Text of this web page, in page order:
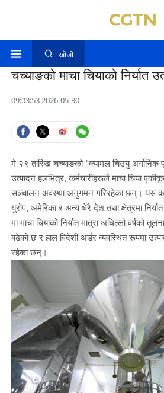
खोजी
चच्याङको माचा चियाको निर्यात
09:03:53 2026-05-30
मे २९ तारिख चच्याङको "क्यामल चिउयु अर्गानिक
उत्पादन हलभित्र, कर्मचारीहरूले माचा चिया
सञ्चालन अवस्था अनुगमन गरिरहेका छन्। यस
युरोप, अमेरिका र अन्य धेरै देश तथा क्षेत्रमा
मा माचा चियाको निर्यात मात्रा अघिल्लो वर्षको
बढेको छ र हाल विदेशी अर्डर व्यवस्थित रूपमा
रहेका छन्।